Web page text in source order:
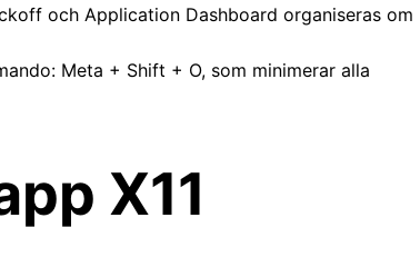
och Application Dashboard organiseras om
Meta + Shift + O, som minimerar alla
X11